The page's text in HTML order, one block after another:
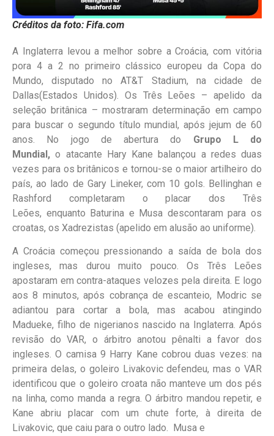
Créditos da foto: Fifa.com
A Inglaterra levou a melhor sobre a Croácia, com vitória
pora 4 a 2 no primeiro clássico europeu da Copa do
Mundo, disputado no AT&T Stadium, na cidade de
Dallas(Estados Unidos). Os Três Leões – apelido da
seleção britânica – mostraram determinação em campo
para buscar o segundo título mundial, após jejum de 60
anos. No jogo de abertura do Grupo L do
Mundial, o atacante Hary Kane balançou a redes duas
vezes para os britânicos e tornou-se o maior artilheiro do
país, ao lado de Gary Lineker, com 10 gols. Bellinghan e
Rashford completaram o placar dos Três
Leões, enquanto Baturina e Musa descontaram para os
croatas, os Xadrezistas (apelido em alusão ao uniforme).
A Croácia começou pressionando a saída de bola dos
ingleses, mas durou muito pouco. Os Três Leões
apostaram em contra-ataques velozes pela direita. E logo
aos 8 minutos, após cobrança de escanteio, Modric se
adiantou para cortar a bola, mas acabou atingindo
Madueke, filho de nigerianos nascido na Inglaterra. Após
revisão do VAR, o árbitro anotou pênalti a favor dos
ingleses. O camisa 9 Harry Kane cobrou duas vezes: na
primeira delas, o goleiro Livakovic defendeu, mas o VAR
identificou que o goleiro croata não manteve um dos pés
na linha, como manda a regra. O árbitro mandou repetir, e
Kane abriu placar com um chute forte, à direita de
Livakovic, que caiu para o outro lado. Musa e